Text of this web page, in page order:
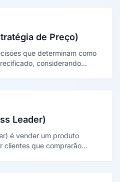
de Preço)
que determinam como
considerando
Leader)
é vender um produto
clientes que comprarão